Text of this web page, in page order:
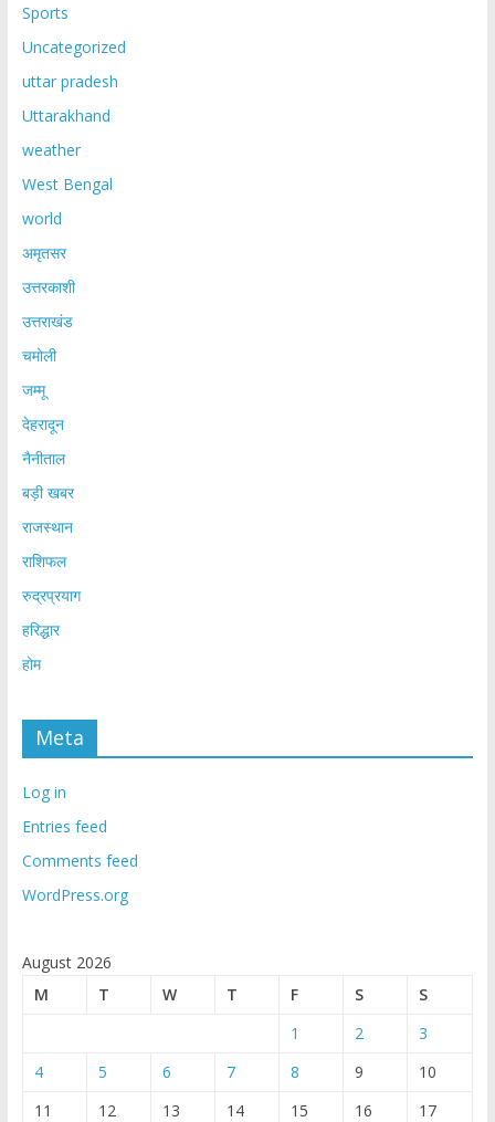
Sports
Uncategorized
uttar pradesh
Uttarakhand
weather
West Bengal
world
अमृतसर
उत्तरकाशी
उत्तराखंड
चमोली
जम्मू
देहरादून
नैनीताल
बड़ी खबर
राजस्थान
राशिफल
रुद्रप्रयाग
हरिद्धार
होम
Meta
Log in
Entries feed
Comments feed
WordPress.org
August 2026
M
T W T F S
S
1
2
3
4
5 6 7 8 9
10
11
12 13 14 15 16 17